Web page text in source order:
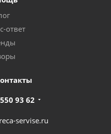
ответ
93 62
servise.ru